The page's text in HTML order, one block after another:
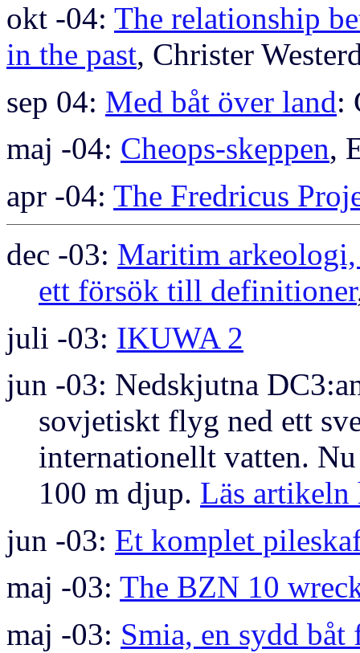
okt -04: The relationship
in the past, Christer
sep 04: Med båt över land:
maj -04: Cheops-skeppen,
apr -04: The Fredricus
dec -03: Maritim
ett försök till definitioner
juli -03: IKUWA 2
jun -03: Nedskjutna
sovjetiskt flyg ned ett
internationellt vatten.
100 m djup. Läs artikeln
jun -03: Et komplet
maj -03: The BZN 10
maj -03: Smia, en sydd båt